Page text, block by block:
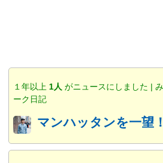
１年以上 1人 がニュースにしました |
ーク日記
マンハッタンを一望！